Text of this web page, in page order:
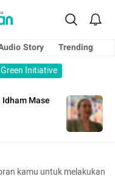
Story
Trending
Green Initiative
Mase
kamu untuk melakukan